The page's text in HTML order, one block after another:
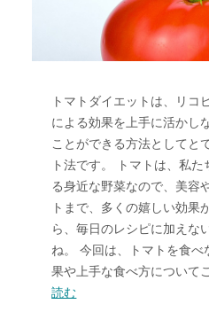
トマトダイエットは、リコ
による効果を上手に活かし
ことができる方法としてと
ト法です。 トマトは、私
る身近な野菜なので、美容
トまで、多くの嬉しい効果
ら、毎日のレシピに加えな
ね。 今回は、トマトを食べ
果や上手な食べ方について
読む